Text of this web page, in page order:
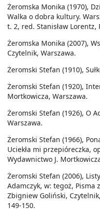
Żeromska Monika (1970),
Walka o dobra kultury.
t. 2, red. Stanisław Lorentz,
Żeromska Monika (2007),
Czytelnik, Warszawa.
Żeromski Stefan (1910),
Żeromski Stefan (1920),
Mortkowicza, Warszawa.
Żeromski Stefan (1926), O
Warszawa.
Żeromski Stefan (1966),
Uciekła mi przepióreczka,
Wydawnictwo J.
Żeromski Stefan (2006),
Adamczyk, w: tegoż, Pisma
Zbigniew Goliński,
149-150.